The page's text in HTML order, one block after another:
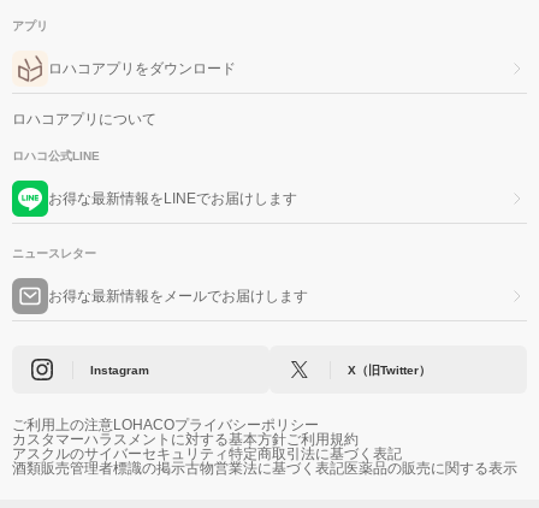
アプリ
ロハコアプリをダウンロード
ロハコアプリについて
ロハコ公式LINE
お得な最新情報をLINEでお届けします
ニュースレター
お得な最新情報をメールでお届けします
Instagram X（旧Twitter）
ご利用上の注意LOHACOプライバシーポリシー
カスタマーハラスメントに対する基本方針ご利用規約
アスクルのサイバーセキュリティ特定商取引法に基づく表記
酒類販売管理者標識の掲示古物営業法に基づく表記医薬品の販売に関する表示